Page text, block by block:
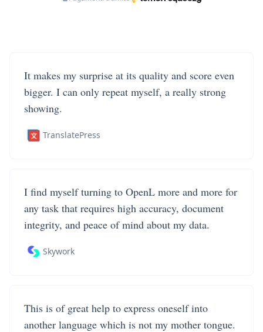
It makes my surprise at its quality and score even
bigger. I can only repeat myself, a really strong
showing.
TranslatePress
I find myself turning to OpenL more and more for
any task that requires high accuracy, document
integrity, and peace of mind about my data.
Skywork
This is of great help to express oneself into
another language which is not my mother tongue.